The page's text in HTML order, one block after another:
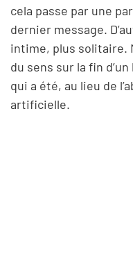
cela passe par une
dernier message.
intime, plus solitaire.
du sens sur la fin
qui a été, au lieu de
artificielle.